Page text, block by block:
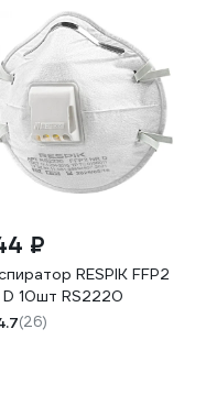
₽
RESPIK FFP2
D 10шт RS2220
(26)